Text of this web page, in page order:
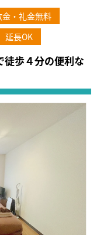
金・礼金無料
延長OK
歩４分の便利な